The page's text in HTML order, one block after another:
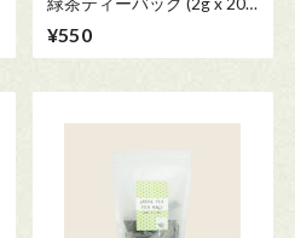
緑茶ティーバッグ (2g x 20
個)
¥550